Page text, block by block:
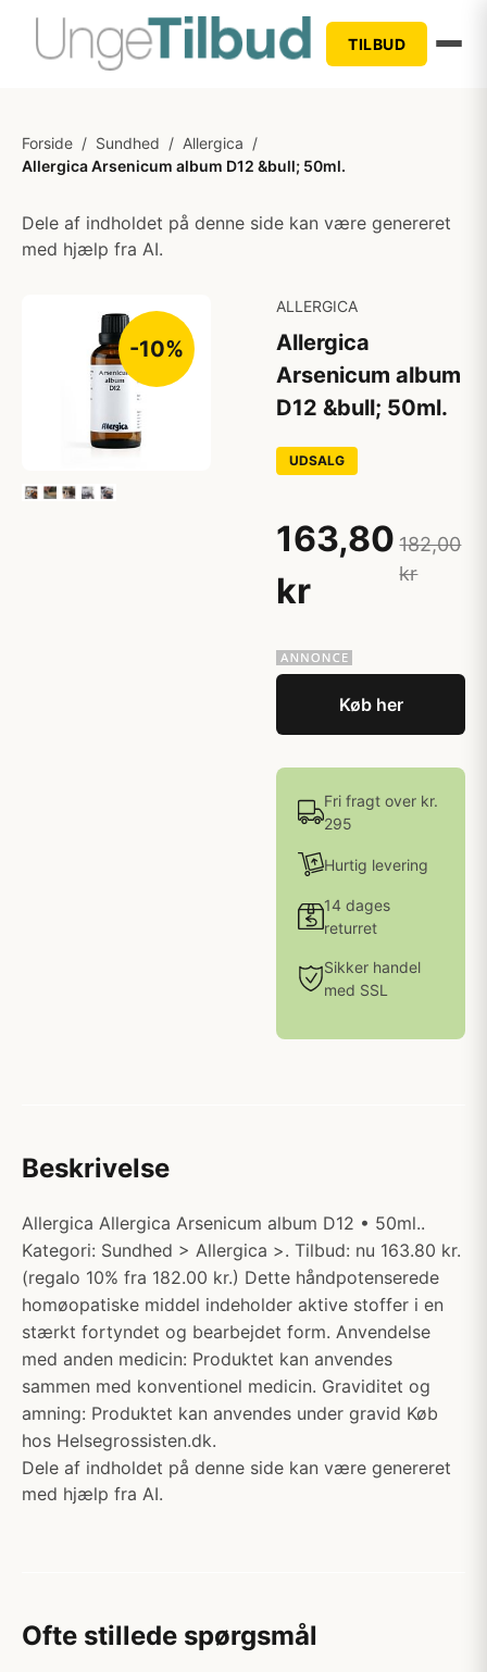
TILBUD
Forside / Sundhed / Allergica /
Allergica Arsenicum album D12 &bull; 50ml.
Dele af indholdet på denne side kan være genereret
med hjælp fra AI.
-10%
ALLERGICA
Allergica
Arsenicum album
D12 &bull; 50ml.
UDSALG
163,80
kr
182,00
kr
Køb her
Fri fragt over kr.
295
Hurtig levering
14 dages
returret
Sikker handel
med SSL
Beskrivelse
Allergica Allergica Arsenicum album D12 • 50ml..
Kategori: Sundhed > Allergica >. Tilbud: nu 163.80 kr.
(regalo 10% fra 182.00 kr.) Dette håndpotenserede
homøopatiske middel indeholder aktive stoffer i en
stærkt fortyndet og bearbejdet form. Anvendelse
med anden medicin: Produktet kan anvendes
sammen med konventionel medicin. Graviditet og
amning: Produktet kan anvendes under gravid Køb
hos Helsegrossisten.dk.
Dele af indholdet på denne side kan være genereret
med hjælp fra AI.
Ofte stillede spørgsmål